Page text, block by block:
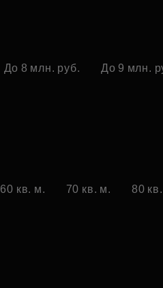
До 8 млн. руб. До 9 млн.
60 кв. м. 70 кв. м. 80